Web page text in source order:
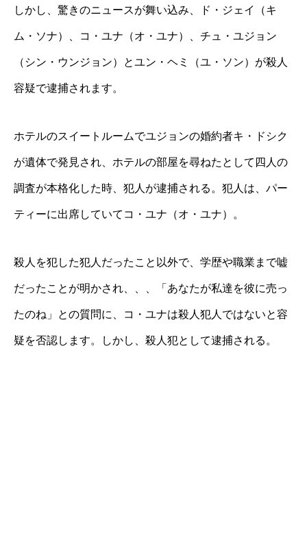
しかし、驚きのニュースが舞い込み、ド・ジェイ（キ
ム・ソナ）、コ・ユナ（オ・ユナ）、チュ・ユジョン
（シン・ウンジョン）とユン・ヘミ（ユ・ソン）が殺人
容疑で逮捕されます。
ホテルのスイートルームでユジョンの婚約者キ・ドシク
が遺体で発見され、ホテルの部屋を尋ねたとして四人の
調査が本格化した時、犯人が逮捕される。犯人は、パー
ティーに出席していてコ・ユナ（オ・ユナ）。
殺人を犯した犯人だったこと以外で、学歴や職業まで嘘
だったことが明かされ、、、「あなたが私達を彼に売っ
たのね」との質問に、コ・ユナは殺人犯人ではないと容
疑を否認します。しかし、殺人犯として逮捕される。